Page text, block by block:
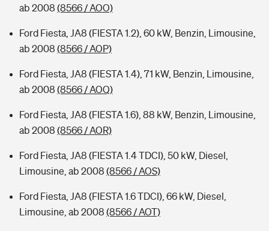
ab 2008 (8566 / AOO)
Ford Fiesta, JA8 (FIESTA 1.2), 60 kW, Benzin, Limousine,
ab 2008 (8566 / AOP)
Ford Fiesta, JA8 (FIESTA 1.4), 71 kW, Benzin, Limousine,
ab 2008 (8566 / AOQ)
Ford Fiesta, JA8 (FIESTA 1.6), 88 kW, Benzin, Limousine,
ab 2008 (8566 / AOR)
Ford Fiesta, JA8 (FIESTA 1.4 TDCI), 50 kW, Diesel,
Limousine, ab 2008 (8566 / AOS)
Ford Fiesta, JA8 (FIESTA 1.6 TDCI), 66 kW, Diesel,
Limousine, ab 2008 (8566 / AOT)